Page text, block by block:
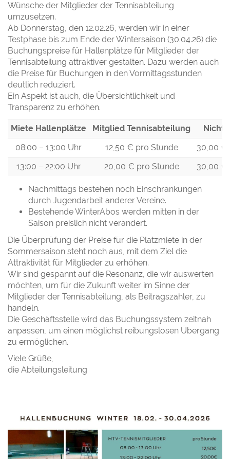
Wünsche der Mitglieder der Tennisabteilung
umzusetzen.
Ab Donnerstag, den 12.02.26, werden wir in einer
Testphase bis zum Ende der Wintersaison (30.04.26) die
Buchungspreise für Hallenplätze für Mitglieder der
Tennisabteilung attraktiver gestalten. Dazu werden auch
die Preise für Buchungen in den Vormittagsstunden
deutlich reduziert.
Ein Aspekt ist auch, die Übersichtlichkeit und
Transparenz zu erhöhen.
Miete Hallenplätze Mitglied Tennisabteilung
08:00 – 13:00 Uhr
12,50 € pro Stunde
30,00 €
13:00 – 22:00 Uhr
20,00 € pro Stunde 30,00 €
Nachmittags bestehen noch Einschränkungen
durch Jugendarbeit anderer Vereine.
Bestehende WinterAbos werden mitten in der
Saison preislich nicht verändert.
Die Überprüfung der Preise für die Platzmiete in der
Sommersaison steht noch aus, mit dem Ziel die
Attraktivität für Mitglieder zu erhöhen.
Wir sind gespannt auf die Resonanz, die wir auswerten
möchten, um für die Zukunft weiter im Sinne der
Mitglieder der Tennisabteilung, als Beitragszahler, zu
handeln.
Die Geschäftsstelle wird das Buchungssystem zeitnah
anpassen, um einen möglichst reibungslosen Übergang
zu ermöglichen.
Viele Grüße,
die Abteilungsleitung